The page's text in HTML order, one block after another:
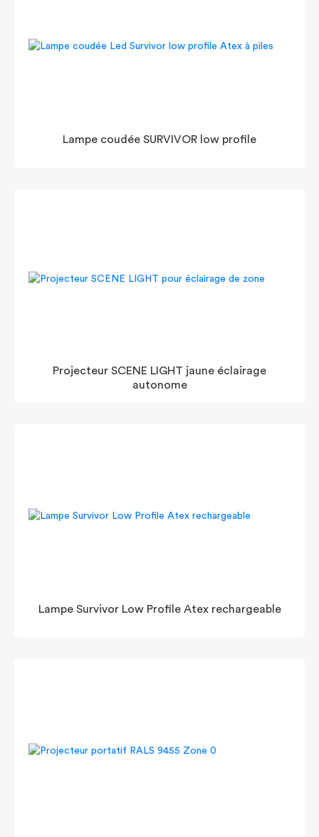
Lampe coudée SURVIVOR low profile
Projecteur SCENE LIGHT jaune éclairage
autonome
Lampe Survivor Low Profile Atex rechargeable